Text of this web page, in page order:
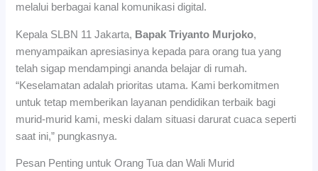
melalui berbagai kanal komunikasi digital.
Kepala SLBN 11 Jakarta, Bapak Triyanto Murjoko,
menyampaikan apresiasinya kepada para orang tua yang
telah sigap mendampingi ananda belajar di rumah.
“Keselamatan adalah prioritas utama. Kami berkomitmen
untuk tetap memberikan layanan pendidikan terbaik bagi
murid-murid kami, meski dalam situasi darurat cuaca seperti
saat ini,” pungkasnya.
Pesan Penting untuk Orang Tua dan Wali Murid